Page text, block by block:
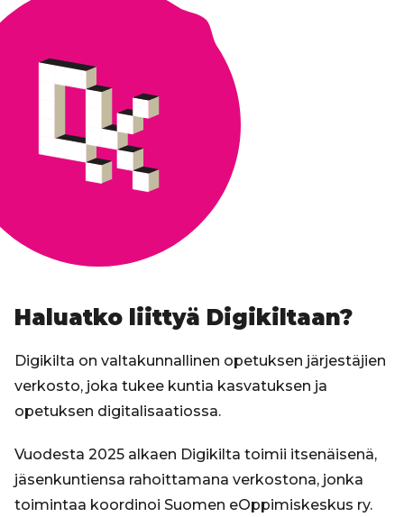
Haluatko liittyä Digikiltaan?
Digikilta on valtakunnallinen opetuksen järjestäjien
verkosto, joka tukee kuntia kasvatuksen ja
opetuksen digitalisaatiossa.
Vuodesta 2025 alkaen Digikilta toimii itsenäisenä,
jäsenkuntiensa rahoittamana verkostona, jonka
toimintaa koordinoi Suomen eOppimiskeskus ry.